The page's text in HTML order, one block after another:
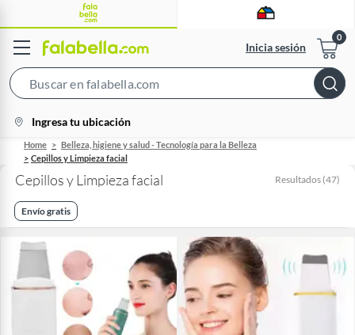
Inicia sesión
Bar
location-
icon
Ingresa tu ubicación
Home
Belleza, higiene y salud - Tecnología para la Belleza
Cepillos y Limpieza facial
Cepillos y Limpieza facial Resultados (47)
Envío gratis